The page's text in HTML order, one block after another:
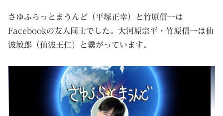
さゆふらっとまうんど（平塚正幸）と竹原信一は
Facebookの友人同士でした。大河原宗平・竹原信一は仙
波敏郎（仙波王仁）と繋がっています。